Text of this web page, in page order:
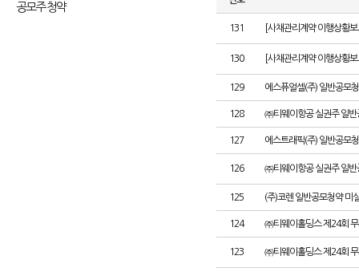
공모주 청약
131 [사채관리계약 이행상황
130 [사채관리계약 이행상황
129 에스퓨얼셀(주) 일반공모
128 ㈜티웨이항공 실권주 일반
127 에스트래픽(주) 일반공모
126 ㈜티웨이항공 실권주 일반
125 (주)코렌 일반공모청약 미
124 ㈜티웨이홀딩스 제24회
123 ㈜티웨이홀딩스 제24회